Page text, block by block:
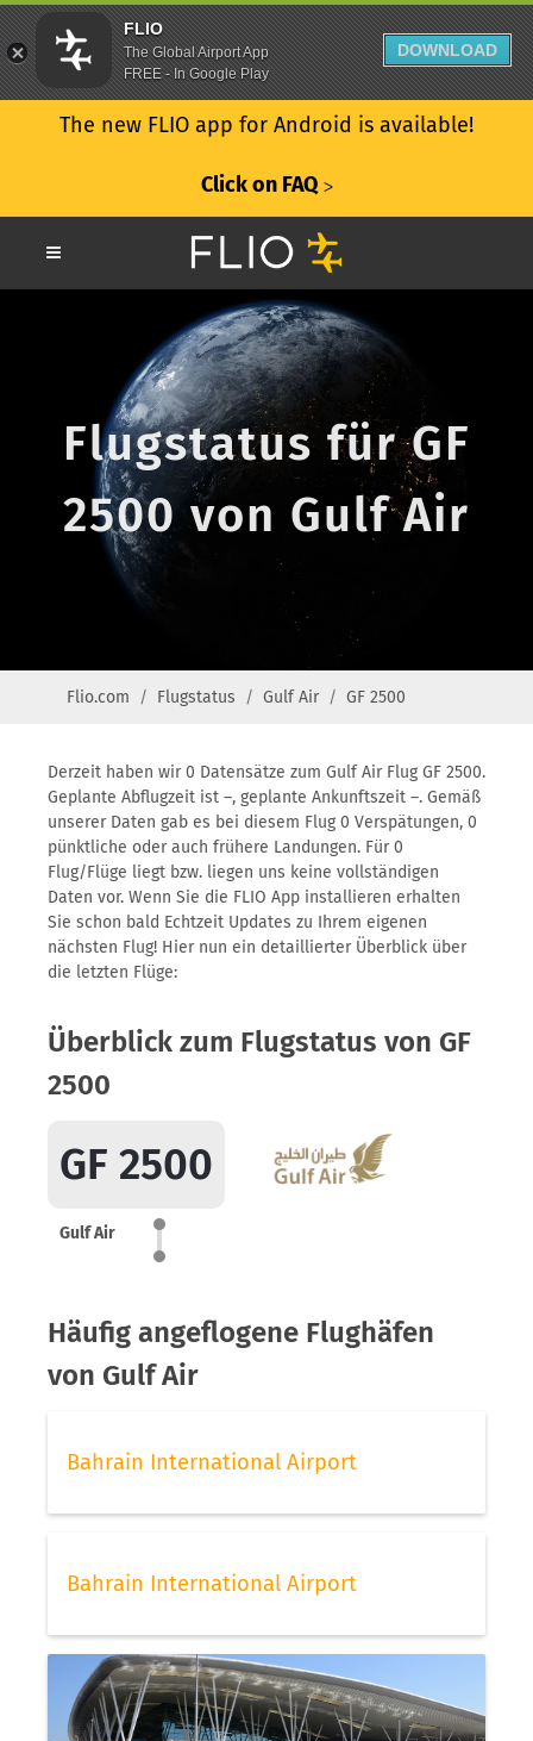
The new FLIO app for Android is available!
Click on FAQ ᐳ
Flugstatus für GF
2500 von Gulf Air
Flio.com Flugstatus Gulf Air GF 2500
Derzeit haben wir 0 Datensätze zum Gulf Air Flug GF 2500.
Geplante Abflugzeit ist –, geplante Ankunftszeit –. Gemäß
unserer Daten gab es bei diesem Flug 0 Verspätungen, 0
pünktliche oder auch frühere Landungen. Für 0
Flug/Flüge liegt bzw. liegen uns keine vollständigen
Daten vor. Wenn Sie die FLIO App installieren erhalten
Sie schon bald Echtzeit Updates zu Ihrem eigenen
nächsten Flug! Hier nun ein detaillierter Überblick über
die letzten Flüge:
Überblick zum Flugstatus von GF
2500
GF 2500
Gulf Air
Häufig angeflogene Flughäfen
von Gulf Air
Bahrain International Airport
Bahrain International Airport
FLIO
The Global Airport App
FREE - In Google Play
DOWNLOAD